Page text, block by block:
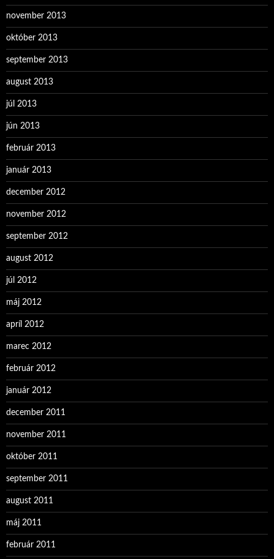
november 2013
október 2013
september 2013
august 2013
júl 2013
jún 2013
február 2013
január 2013
december 2012
november 2012
september 2012
august 2012
júl 2012
máj 2012
apríl 2012
marec 2012
február 2012
január 2012
december 2011
november 2011
október 2011
september 2011
august 2011
máj 2011
február 2011